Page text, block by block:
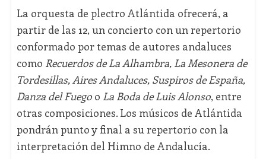
La orquesta de plectro Atlántida ofrecerá, a
partir de las 12, un concierto con un repertorio
conformado por temas de autores andaluces
como Recuerdos de La Alhambra, La Mesonera de
Tordesillas, Aires Andaluces, Suspiros de España,
Danza del Fuegoo La Boda de Luis Alonso, entre
otras composiciones. Los músicos de Atlántida
pondrán punto y final a su repertorio con la
interpretación del Himno de Andalucía.